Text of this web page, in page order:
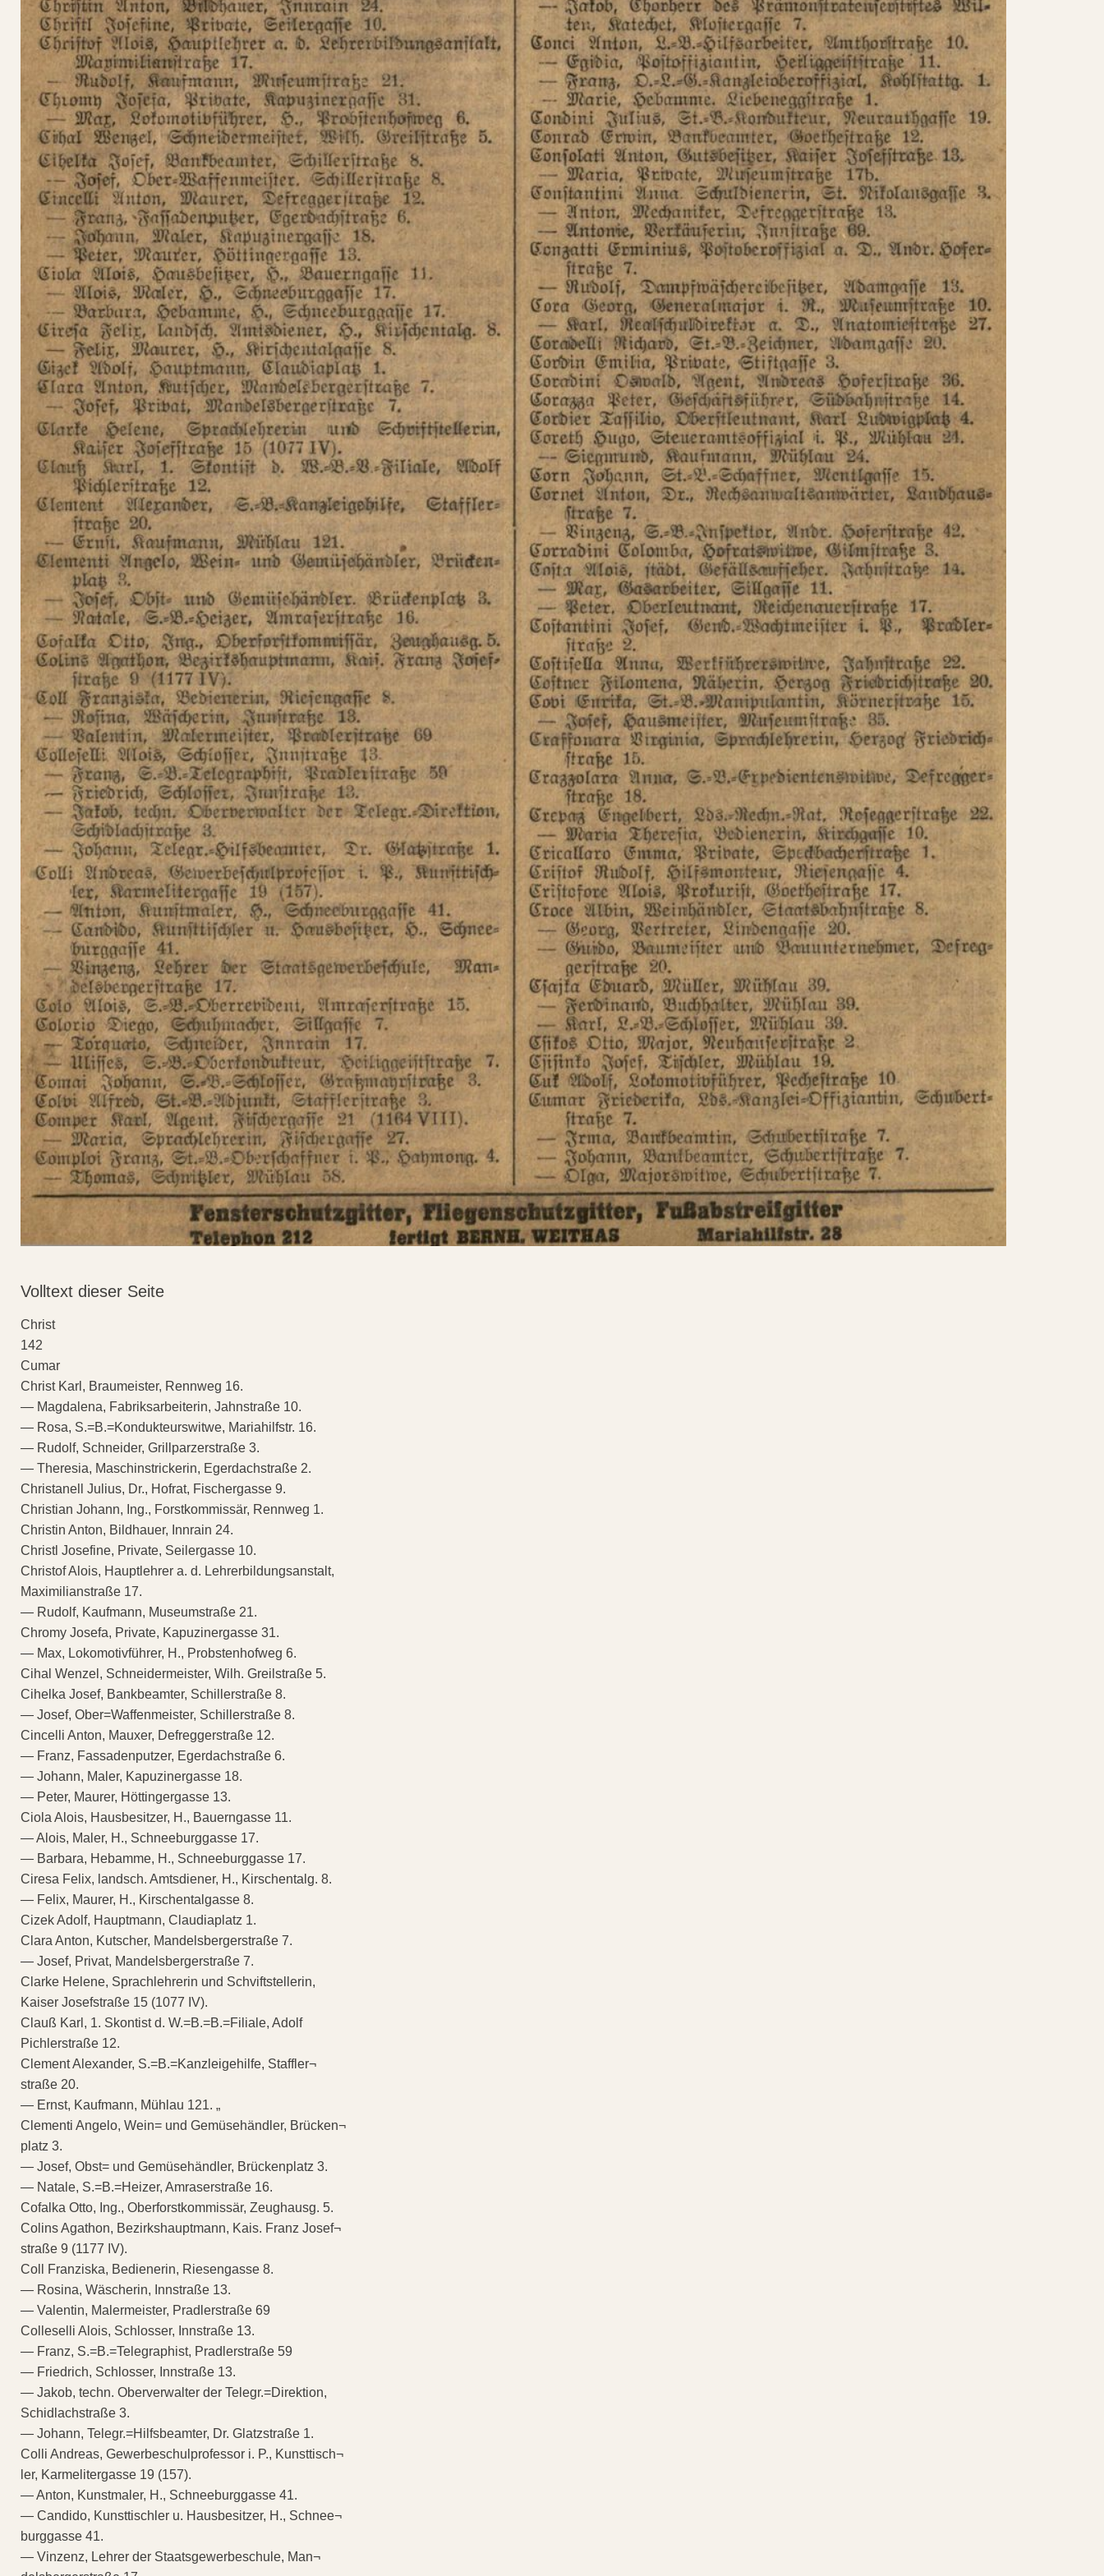
Volltext dieser Seite
Christ
142
Cumar
Christ Karl, Braumeister, Rennweg 16.
— Magdalena, Fabriksarbeiterin, Jahnstraße 10.
— Rosa, S.=B.=Kondukteurswitwe, Mariahilfstr. 16.
— Rudolf, Schneider, Grillparzerstraße 3.
— Theresia, Maschinstrickerin, Egerdachstraße 2.
Christanell Julius, Dr., Hofrat, Fischergasse 9.
Christian Johann, Ing., Forstkommissär, Rennweg 1.
Christin Anton, Bildhauer, Innrain 24.
Christl Josefine, Private, Seilergasse 10.
Christof Alois, Hauptlehrer a. d. Lehrerbildungsanstalt,
Maximilianstraße 17.
— Rudolf, Kaufmann, Museumstraße 21.
Chromy Josefa, Private, Kapuzinergasse 31.
— Max, Lokomotivführer, H., Probstenhofweg 6.
Cihal Wenzel, Schneidermeister, Wilh. Greilstraße 5.
Cihelka Josef, Bankbeamter, Schillerstraße 8.
— Josef, Ober=Waffenmeister, Schillerstraße 8.
Cincelli Anton, Mauxer, Defreggerstraße 12.
— Franz, Fassadenputzer, Egerdachstraße 6.
— Johann, Maler, Kapuzinergasse 18.
— Peter, Maurer, Höttingergasse 13.
Ciola Alois, Hausbesitzer, H., Bauerngasse 11.
— Alois, Maler, H., Schneeburggasse 17.
— Barbara, Hebamme, H., Schneeburggasse 17.
Ciresa Felix, landsch. Amtsdiener, H., Kirschentalg. 8.
— Felix, Maurer, H., Kirschentalgasse 8.
Cizek Adolf, Hauptmann, Claudiaplatz 1.
Clara Anton, Kutscher, Mandelsbergerstraße 7.
— Josef, Privat, Mandelsbergerstraße 7.
Clarke Helene, Sprachlehrerin und Schviftstellerin,
Kaiser Josefstraße 15 (1077 IV).
Clauß Karl, 1. Skontist d. W.=B.=B.=Filiale, Adolf
Pichlerstraße 12.
Clement Alexander, S.=B.=Kanzleigehilfe, Staffler¬
straße 20.
— Ernst, Kaufmann, Mühlau 121. „
Clementi Angelo, Wein= und Gemüsehändler, Brücken¬
platz 3.
— Josef, Obst= und Gemüsehändler, Brückenplatz 3.
— Natale, S.=B.=Heizer, Amraserstraße 16.
Cofalka Otto, Ing., Oberforstkommissär, Zeughausg. 5.
Colins Agathon, Bezirkshauptmann, Kais. Franz Josef¬
straße 9 (1177 IV).
Coll Franziska, Bedienerin, Riesengasse 8.
— Rosina, Wäscherin, Innstraße 13.
— Valentin, Malermeister, Pradlerstraße 69
Colleselli Alois, Schlosser, Innstraße 13.
— Franz, S.=B.=Telegraphist, Pradlerstraße 59
— Friedrich, Schlosser, Innstraße 13.
— Jakob, techn. Oberverwalter der Telegr.=Direktion,
Schidlachstraße 3.
— Johann, Telegr.=Hilfsbeamter, Dr. Glatzstraße 1.
Colli Andreas, Gewerbeschulprofessor i. P., Kunsttisch¬
ler, Karmelitergasse 19 (157).
— Anton, Kunstmaler, H., Schneeburggasse 41.
— Candido, Kunsttischler u. Hausbesitzer, H., Schnee¬
burggasse 41.
— Vinzenz, Lehrer der Staatsgewerbeschule, Man¬